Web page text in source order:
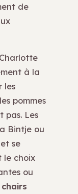
de
à la
les
pommes
pas. Les
Bintje ou
se
le choix
ou
chairs